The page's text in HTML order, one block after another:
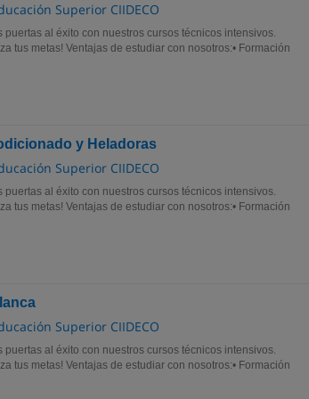
Superior CIIDECO
puertas al éxito con nuestros cursos técnicos intensivos.
tus metas! Ventajas de estudiar con nosotros:• Formación
y Heladoras
Superior CIIDECO
puertas al éxito con nuestros cursos técnicos intensivos.
tus metas! Ventajas de estudiar con nosotros:• Formación
Superior CIIDECO
puertas al éxito con nuestros cursos técnicos intensivos.
tus metas! Ventajas de estudiar con nosotros:• Formación